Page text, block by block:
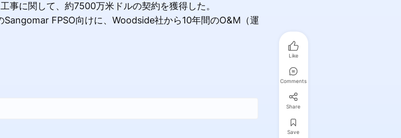
事に関して、約7500万米ドルの契約を獲得した。
Sangomar FPSO向けに、Woodside社から10年間のO&M（運
Like
Comments
Share
Save